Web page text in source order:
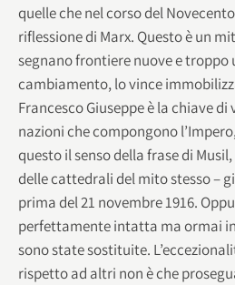
quelle che nel corso del
riflessione di Marx. Questo è un
segnano frontiere nuove e troppo
cambiamento, lo vince
Francesco Giuseppe è la chiave
nazioni che compongono
questo il senso della frase di
delle cattedrali del mito stesso –
prima del 21 novembre 1916.
perfettamente intatta ma ormai
sono state sostituite.
rispetto ad altri non è che